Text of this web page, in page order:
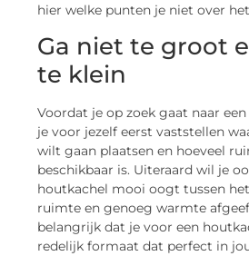
hier welke punten je niet over
Ga niet te groot
te klein
Voordat je op zoek gaat naar
je voor jezelf eerst vaststellen
wilt gaan plaatsen en hoeveel
beschikbaar is. Uiteraard wil je
houtkachel mooi oogt tussen
ruimte en genoeg warmte
belangrijk dat je voor een
redelijk formaat dat perfect in